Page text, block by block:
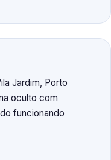
Jardim, Porto
oculto com
funcionando